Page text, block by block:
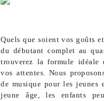
Quels que soient vos goûts
du débutant complet au
trouverez la formule idéale
vos attentes. Nous
de musique pour les jeunes
jeune âge, les enfants